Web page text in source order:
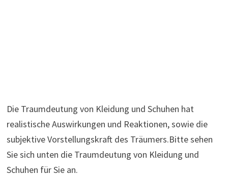
Die Traumdeutung von Kleidung und Schuhen hat
realistische Auswirkungen und Reaktionen, sowie die
subjektive Vorstellungskraft des Träumers.Bitte sehen
Sie sich unten die Traumdeutung von Kleidung und
Schuhen für Sie an.